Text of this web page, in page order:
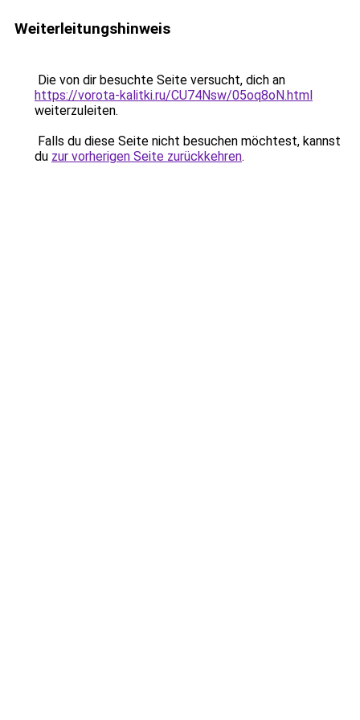
Weiterleitungshinweis
Die von dir besuchte Seite versucht, dich an
https://vorota-kalitki.ru/CU74Nsw/05oq8oN.html
weiterzuleiten.
Falls du diese Seite nicht besuchen möchtest, kannst
du zur vorherigen Seite zurückkehren.